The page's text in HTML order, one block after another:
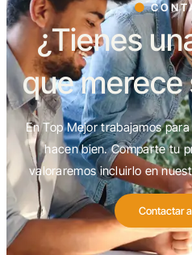
¿Tienes
que merece
En Top Mejor trabajamos
hacen bien. Comparte tu
valoraremos incluirlo en
Contactar